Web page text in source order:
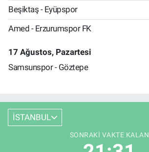
Beşiktaş - Eyüpspor
Amed - Erzurumspor FK
17 Ağustos, Pazartesi
Samsunspor - Göztepe
İSTANBUL
SONRAKI VAKTE KALAN